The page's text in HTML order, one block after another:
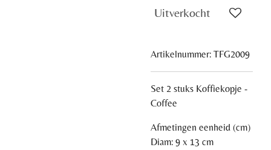
Uitverkocht
Artikelnummer: TFG2009
Set 2 stuks Koffiekopje -
Coffee
Afmetingen eenheid (cm)
Diam: 9 x 13 cm